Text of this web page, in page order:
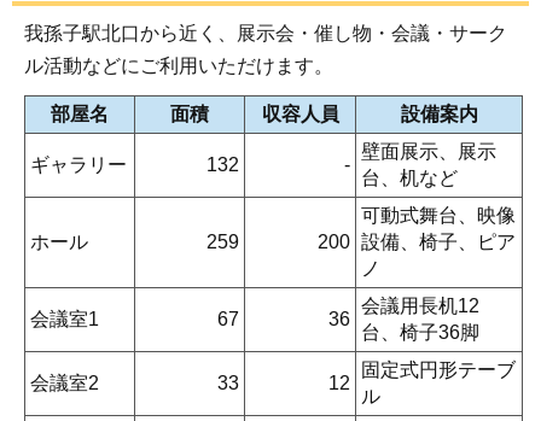
我孫子駅北口から近く、展示会・催し物・会議・サーク
ル活動などにご利用いただけます。
部屋名 面積 収容人員 設備案内
ギャラリー 132 -
壁面展示、展示
台、机など
ホール 259 200
可動式舞台、映像
設備、椅子、ピア
ノ
会議室1 67 36
会議用長机12
台、椅子36脚
会議室2 33 12
固定式円形テーブ
ル